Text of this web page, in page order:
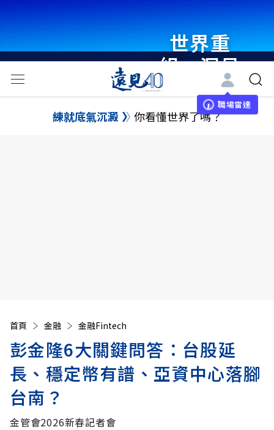
世界重
組・洞見
未來 與
世界領袖
職場雷達
練就底氣沉澱 你看懂世界了嗎？
首頁 金融 金融Fintech
彭金隆6大關鍵問答：台股延
長、穩定幣有譜、亞資中心落腳
台南？
金管會2026新春記者會